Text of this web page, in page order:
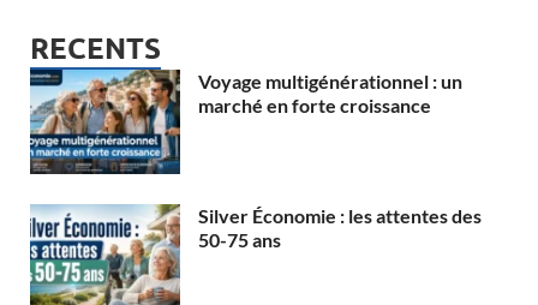
RECENTS
Voyage multigénérationnel : un
marché en forte croissance
Silver Économie : les attentes des
50-75 ans